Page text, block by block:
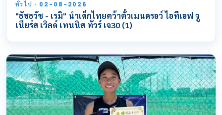
ทั่วไป · 02-08-2026
"ธัชธวัช - เรมิ" นำเด็กไทยคว้าตั๋วเมนดรอว์ ไอทีเอฟ จู
เนียร์ส เวิลด์ เทนนิส ทัวร์ เจ30 (1)